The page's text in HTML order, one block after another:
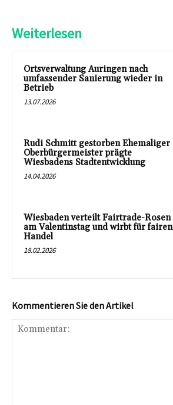
Weiterlesen
Ortsverwaltung Auringen nach
umfassender Sanierung wieder in
Betrieb
13.07.2026
Rudi Schmitt gestorben Ehemaliger
Oberbürgermeister prägte
Wiesbadens Stadtentwicklung
14.04.2026
Wiesbaden verteilt Fairtrade-Rosen
am Valentinstag und wirbt für fairen
Handel
18.02.2026
Kommentieren Sie den Artikel